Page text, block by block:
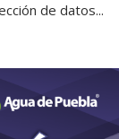
de datos...